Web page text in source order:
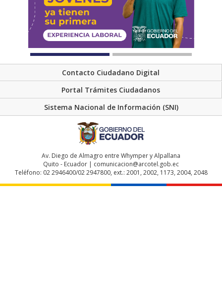
Contacto Ciudadano Digital
Portal Trámites Ciudadanos
Sistema Nacional de Información (SNI)
Av. Diego de Almagro entre Whymper y Alpallana
Quito - Ecuador | comunicacion@arcotel.gob.ec
Teléfono: 02 2946400/02 2947800, ext.: 2001, 2002, 1173, 2004, 2048